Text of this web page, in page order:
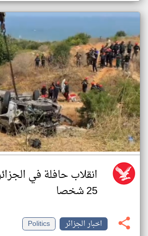
انقلاب حافلة في
25 شخصا
اخبار الجزائر
Politics